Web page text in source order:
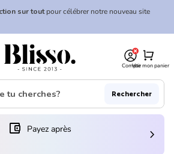
sur toutpour célébrer notre nouveau site
Accueil
CompteVoir mon panier
shopping_cart
Rechercher
un nouvel onglet/fenêtre)
account_balance_wallet Payez après chevron_right